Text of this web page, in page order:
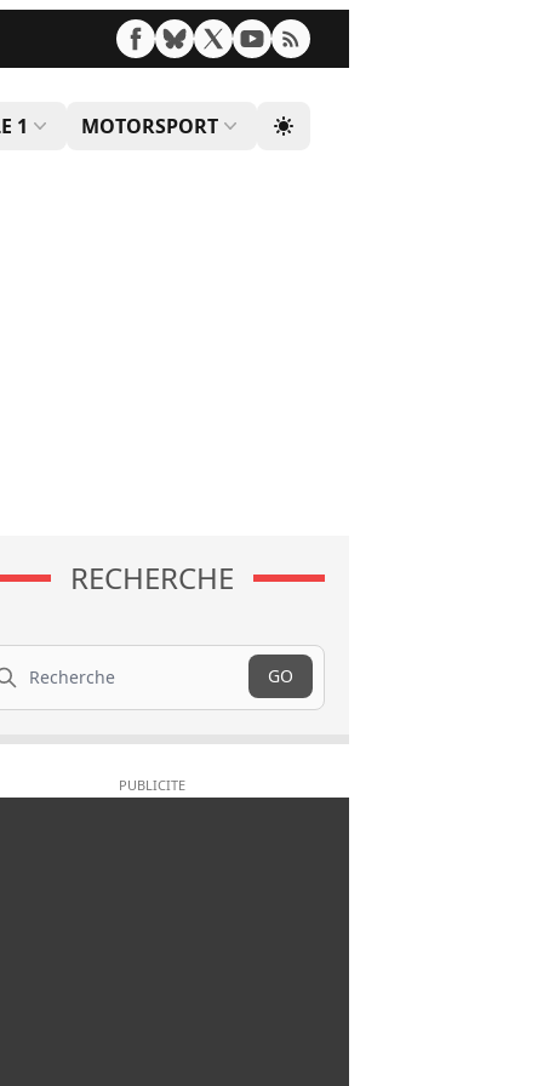
1 MOTORSPORT
RECHERCHE
GO